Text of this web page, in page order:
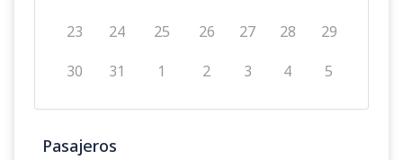
23
24 25 26 27 28
29
30
31 1 2 3 4 5
Pasajeros